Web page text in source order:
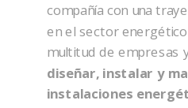
compañía con una
en el sector
multitud de empresas
diseñar, instalar y
instalaciones